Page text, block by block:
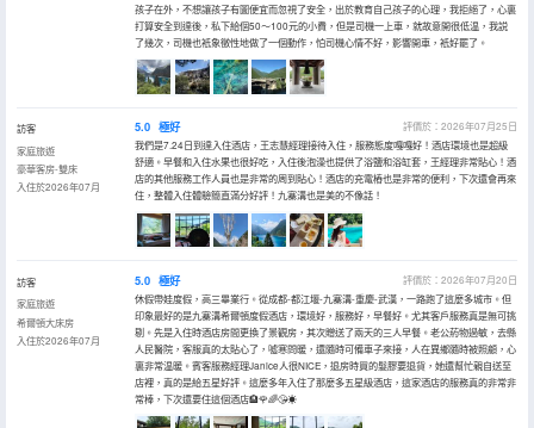
孩子在外，不想讓孩子有圖便宜而忽視了安全，出於教育自己孩子的心理，我拒絕了，心裏
打算安全到達後，私下給個50～100元的小費，但是司機一上車，就故意開很低温，我説
了幾次，司機也衹象徵性地做了一個動作，怕司機心情不好，影響開車，衹好罷了。
訪客
家庭旅遊
豪華客房-雙床
入住於2026年07月
5.0 極好
評價於：2026年07月25日
我們是7.24日到達入住酒店，王志慧經理接待入住，服務態度嘎嘎好！酒店環境也是超級
舒適。早餐和入住水果也很好吃，入住後泡澡也提供了浴鹽和浴缸套，王經理非常貼心！酒
店的其他服務工作人員也是非常的周到貼心！酒店的充電樁也是非常的便利，下次還會再來
住，整體入住體驗簡直滿分好評！九寨溝也是美的不像話！
訪客
家庭旅遊
希爾頓大床房
入住於2026年07月
5.0 極好
評價於：2026年07月20日
休假帶娃度假，高三畢業行。從成都-都江堰-九寨溝-重慶-武漢，一路跑了這麼多城市。但
印象最好的是九寨溝希爾頓度假酒店，環境好，服務好，早餐好。尤其客戶服務真是無可挑
剔。先是入住時酒店房間更換了景觀房，其次贈送了兩天的三人早餐。老公葯物過敏，去縣
人民醫院，客服真的太貼心了，噓寒問暖，還隨時可備車子來接，人在異鄉隨時被照顧，心
裏非常温暖。賓客服務經理Janice人很NICE，退房時買的髮膠要退貨，她還幫忙親自送至
店裡，真的是給五星好評。這麼多年入住了那麼多五星級酒店，這家酒店的服務真的非常非
常棒，下次還要住這個酒店🏨🌹🌈😘☀